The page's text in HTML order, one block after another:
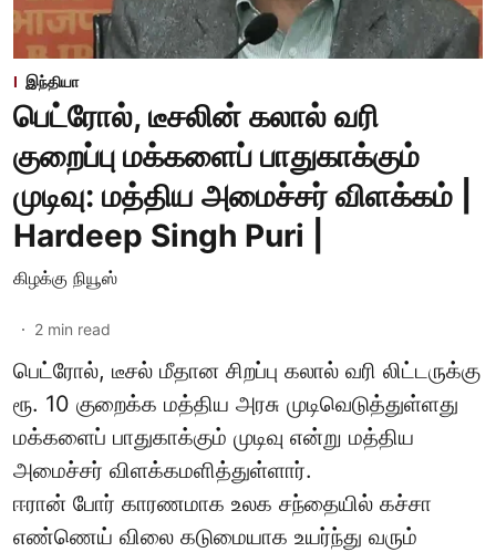
இந்தியா
பெட்ரோல், டீசலின் கலால் வரி
குறைப்பு மக்களைப் பாதுகாக்கும்
முடிவு: மத்திய அமைச்சர் விளக்கம் |
Hardeep Singh Puri |
கிழக்கு நியூஸ்
2 min read
பெட்ரோல், டீசல் மீதான சிறப்பு கலால் வரி லிட்டருக்கு
ரூ. 10 குறைக்க மத்திய அரசு முடிவெடுத்துள்ளது
மக்களைப் பாதுகாக்கும் முடிவு என்று மத்திய
அமைச்சர் விளக்கமளித்துள்ளார்.
ஈரான் போர் காரணமாக உலக சந்தையில் கச்சா
எண்ணெய் விலை கடுமையாக உயர்ந்து வரும்